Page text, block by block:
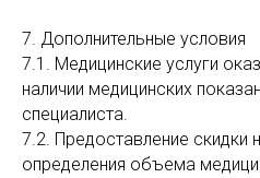
7. Дополнительные условия
7.1. Медицинские услуги
наличии медицинских
специалиста.
7.2. Предоставление скидки
определения объема